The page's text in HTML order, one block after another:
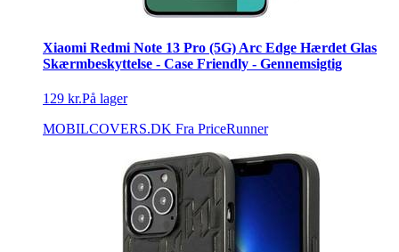
Xiaomi Redmi Note 13 Pro (5G) Arc Edge Hærdet Glas
Skærmbeskyttelse - Case Friendly - Gennemsigtig
129 kr.På lager
MOBILCOVERS.DK Fra PriceRunner